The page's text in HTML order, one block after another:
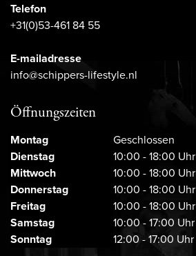
Telefon
+31(0)53-461 84 55
E-mailadresse
info@schippers-lifestyle.nl
Öffnungszeiten
Montag
Geschlossen
Dienstag
10:00 - 18:00 Uhr
Mittwoch
10:00 - 18:00 Uhr
Donnerstag
10:00 - 18:00 Uhr
Freitag
10:00 - 18:00 Uhr
Samstag
10:00 - 17:00 Uhr
Sonntag
12:00 - 17:00 Uhr